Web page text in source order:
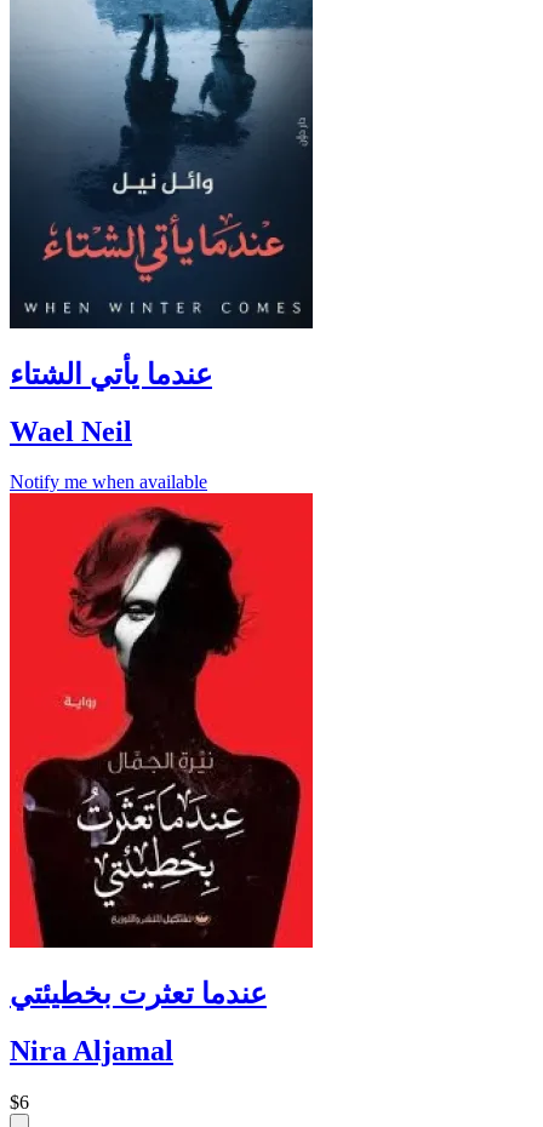
عندما يأتي الشتاء
Wael Neil
Notify me when available
عندما تعثرت بخطيئتي
Nira Aljamal
$6